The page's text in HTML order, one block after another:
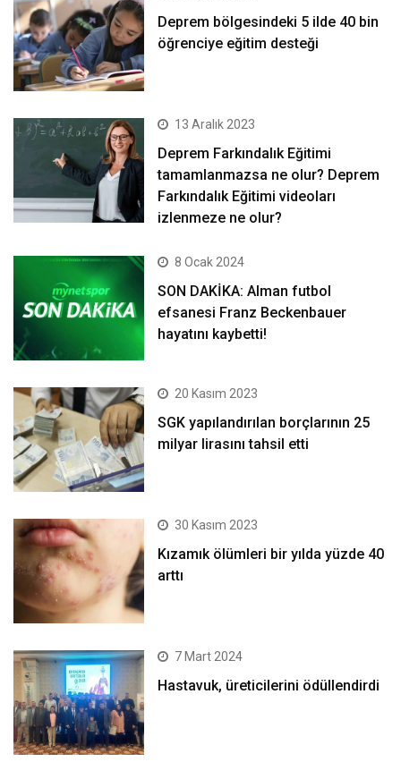
Deprem bölgesindeki 5 ilde 40 bin
öğrenciye eğitim desteği
13 Aralık 2023
Deprem Farkındalık Eğitimi
tamamlanmazsa ne olur? Deprem
Farkındalık Eğitimi videoları
izlenmeze ne olur?
8 Ocak 2024
SON DAKİKA: Alman futbol
efsanesi Franz Beckenbauer
hayatını kaybetti!
20 Kasım 2023
SGK yapılandırılan borçlarının 25
milyar lirasını tahsil etti
30 Kasım 2023
Kızamık ölümleri bir yılda yüzde 40
arttı
7 Mart 2024
Hastavuk, üreticilerini ödüllendirdi